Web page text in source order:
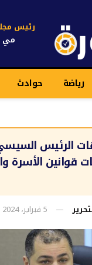
رئيس
مي
رياضة حوادث
الرئيس
الأسرة
5 فبراير، 2024